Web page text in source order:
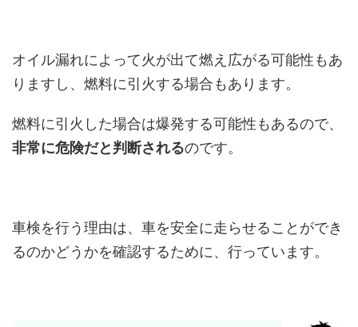
オイル漏れによって火が出て燃え広がる可能性もあ
りますし、燃料に引火する場合もあります。
燃料に引火した場合は爆発する可能性もあるので、
非常に危険だと判断されるのです。
車検を行う理由は、車を安全に走らせることができ
るのかどうかを確認するために、行っています。